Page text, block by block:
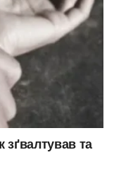
зґвалтував та